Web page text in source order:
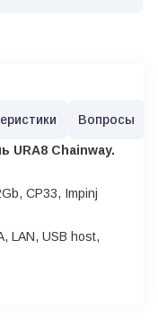
Вопросы
URA8 Chainway.
CP33, Impinj
LAN, USB host,